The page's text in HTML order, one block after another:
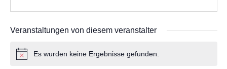
Veranstaltungen von diesem veranstalter
HinweisEs wurden keine Ergebnisse gefunden.